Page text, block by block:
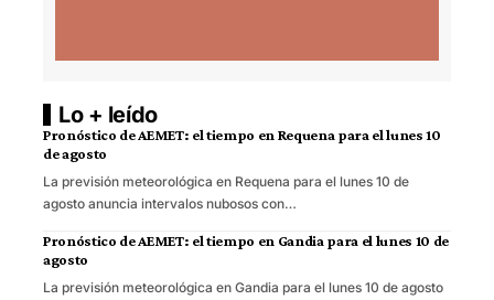
Lo + leído
Pronóstico de AEMET: el tiempo en Requena para el lunes 10
de agosto
La previsión meteorológica en Requena para el lunes 10 de
agosto anuncia intervalos nubosos con…
Pronóstico de AEMET: el tiempo en Gandia para el lunes 10 de
agosto
La previsión meteorológica en Gandia para el lunes 10 de agosto